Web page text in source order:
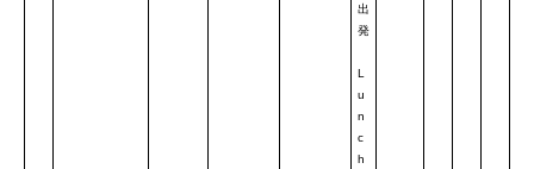
出
発
L
u
n
c
h